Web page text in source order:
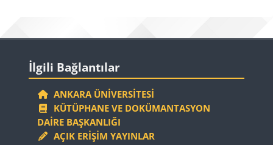
Bloklar
İlgili Bağlantılar
ANKARA ÜNIVERSITESI
KÜTÜPHANE VE DOKÜMANTASYON
DAIRE BAŞKANLIĞI
AÇIK ERIŞIM YAYINLAR